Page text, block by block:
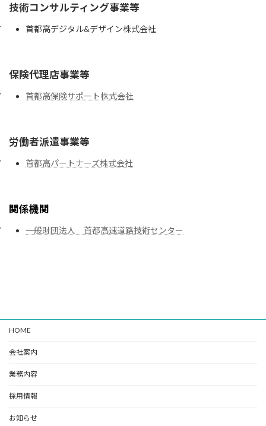
技術コンサルティング事業等
首都高デジタル&デザイン株式会社
保険代理店事業等
首都高保険サポート株式会社
労働者派遣事業等
首都高パートナーズ株式会社
関係機関
一般財団法人 首都高速道路技術センター
HOME
会社案内
業務内容
採用情報
お知らせ